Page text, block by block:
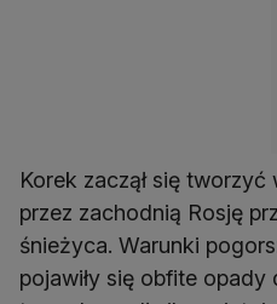
Korek zaczął się
przez zachodnią Rosję
śnieżyca. Warunki
pojawiły się obfite opady